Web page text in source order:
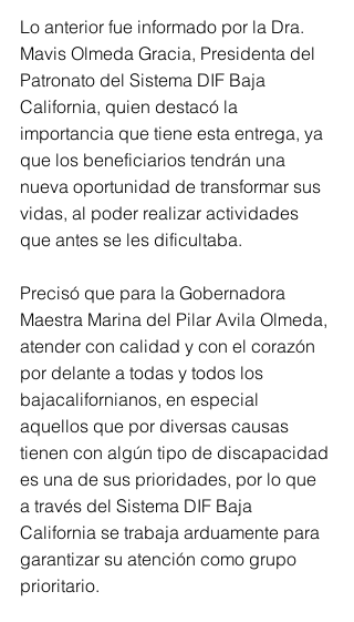
Lo anterior fue informado por la Dra.
Mavis Olmeda Gracia, Presidenta del
Patronato del Sistema DIF Baja
California, quien destacó la
importancia que tiene esta entrega, ya
que los beneficiarios tendrán una
nueva oportunidad de transformar sus
vidas, al poder realizar actividades
que antes se les dificultaba.
Precisó que para la Gobernadora
Maestra Marina del Pilar Avila Olmeda,
atender con calidad y con el corazón
por delante a todas y todos los
bajacalifornianos, en especial
aquellos que por diversas causas
tienen con algún tipo de discapacidad
es una de sus prioridades, por lo que
a través del Sistema DIF Baja
California se trabaja arduamente para
garantizar su atención como grupo
prioritario.